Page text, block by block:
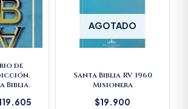
de
Biblia.
AGOTADO
Santa Biblia RV 1960
Misionera
$19.900